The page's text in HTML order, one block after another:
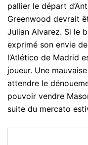
pallier le départ
Greenwood devrait
Julian Alvarez. Si le
exprimé son envie
l’Atlético de Madrid
joueur. Une
attendre le
pouvoir vendre
suite du mercato